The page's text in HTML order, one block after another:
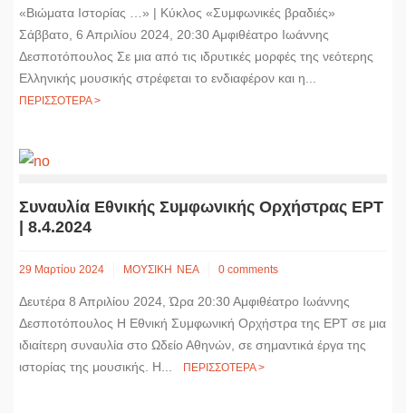
«Βιώματα Ιστορίας …» | Κύκλος «Συμφωνικές βραδιές»
Σάββατο, 6 Απριλίου 2024, 20:30 Αμφιθέατρο Ιωάννης
Δεσποτόπουλος Σε μια από τις ιδρυτικές μορφές της νεότερης
Ελληνικής μουσικής στρέφεται το ενδιαφέρον και η...
ΠΕΡΙΣΣΟΤΕΡΑ >
Συναυλία Εθνικής Συμφωνικής Ορχήστρας ΕΡΤ
| 8.4.2024
29 Μαρτίου 2024 ΜΟΥΣΙΚΗ ΝΕΑ 0 comments
Δευτέρα 8 Απριλίου 2024, Ώρα 20:30 Αμφιθέατρο Ιωάννης
Δεσποτόπουλος Η Εθνική Συμφωνική Ορχήστρα της ΕΡΤ σε μια
ιδιαίτερη συναυλία στο Ωδείο Αθηνών, σε σημαντικά έργα της
ιστορίας της μουσικής. Η...
ΠΕΡΙΣΣΟΤΕΡΑ >